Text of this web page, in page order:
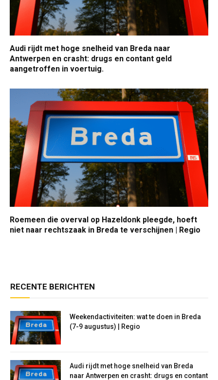
Audi rijdt met hoge snelheid van Breda naar
Antwerpen en crasht: drugs en contant geld
aangetroffen in voertuig.
Roemeen die overval op Hazeldonk pleegde, hoeft
niet naar rechtszaak in Breda te verschijnen | Regio
RECENTE BERICHTEN
Weekendactiviteiten: wat te doen in Breda
(7-9 augustus) | Regio
Audi rijdt met hoge snelheid van Breda
naar Antwerpen en crasht: drugs en contant